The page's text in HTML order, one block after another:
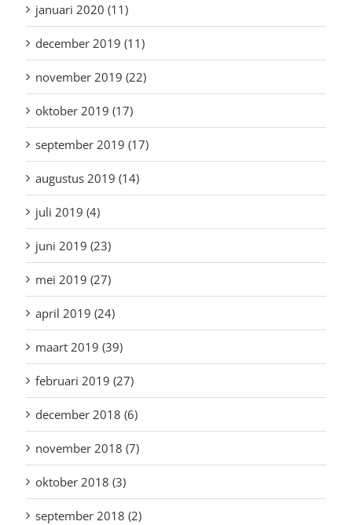
januari 2020 (11)
december 2019 (11)
november 2019 (22)
oktober 2019 (17)
september 2019 (17)
augustus 2019 (14)
juli 2019 (4)
juni 2019 (23)
mei 2019 (27)
april 2019 (24)
maart 2019 (39)
februari 2019 (27)
december 2018 (6)
november 2018 (7)
oktober 2018 (3)
september 2018 (2)